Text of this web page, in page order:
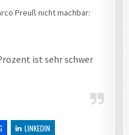
Preuß nicht machbar:
ist sehr schwer
LINKEDIN